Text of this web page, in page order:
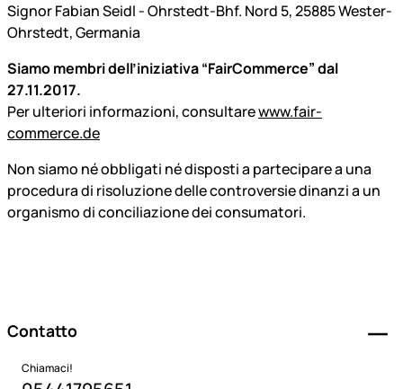
Signor Fabian Seidl - Ohrstedt-Bhf. Nord 5, 25885 Wester-
Ohrstedt, Germania
Siamo membri dell’iniziativa “FairCommerce” dal
27.11.2017.
Per ulteriori informazioni, consultarewww.fair-
commerce.de
Non siamo né obbligati né disposti a partecipare a una
procedura di risoluzione delle controversie dinanzi a un
organismo di conciliazione dei consumatori.
Contatto
Chiamaci!